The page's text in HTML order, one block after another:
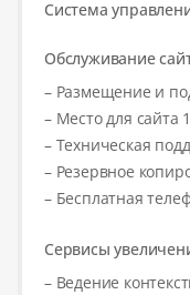
Система
Обслуживание
– Размещение и
– Место для сайта
– Техническая
– Резервное
– Бесплатная
Сервисы
– Ведение